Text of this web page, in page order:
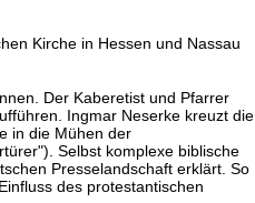
Kirche in Hessen und Nassau
Der Kaberetist und Pfarrer
Ingmar Neserke kreuzt die
in die Mühen der
Selbst komplexe biblische
Presselandschaft erklärt. So
des protestantischen